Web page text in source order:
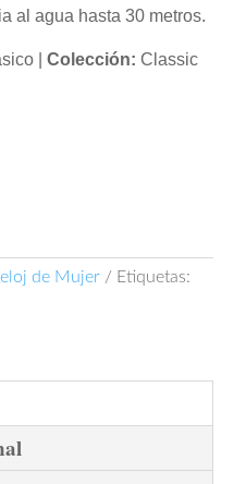
al agua hasta 30 metros.
| Colección: Classic
de Mujer
Etiquetas: